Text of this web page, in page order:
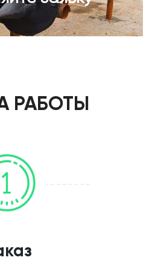
РАБОТЫ